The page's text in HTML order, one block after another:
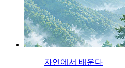
자연에서 배운다